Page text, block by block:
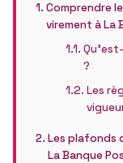
Comprendre
virement à La
?
Les
Les plafonds
La Banque